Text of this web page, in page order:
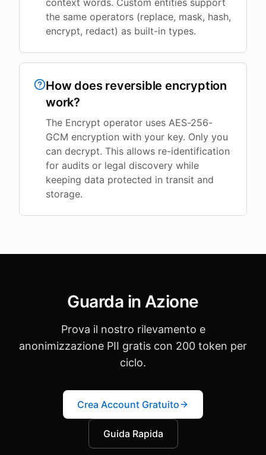
context words. Custom entities support
the same operators (replace, mask, hash,
encrypt, redact) as built-in types.
How does reversible encryption
work?
The Encrypt operator uses AES-256-
GCM encryption with your key. Only you
can decrypt. This allows re-identification
for audits or legal discovery while
keeping data protected in transit and
storage.
Guarda in Azione
Prova il nostro rilevamento e
anonimizzazione PII gratis con 200 token per
ciclo.
Crea Account Gratuito
Guida Rapida